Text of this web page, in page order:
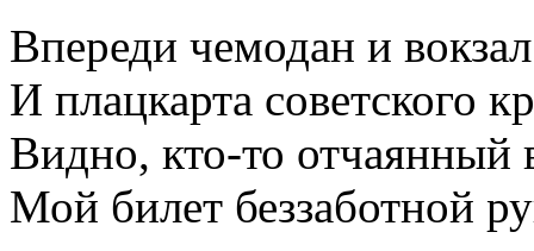
Впереди чемодан и вокзал
И плацкарта советского
Видно, кто-то отчаянный
Мой билет беззаботной